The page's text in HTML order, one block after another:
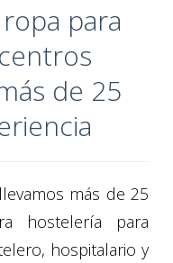
para
de 25
más de 25
hostelería para
hospitalario y